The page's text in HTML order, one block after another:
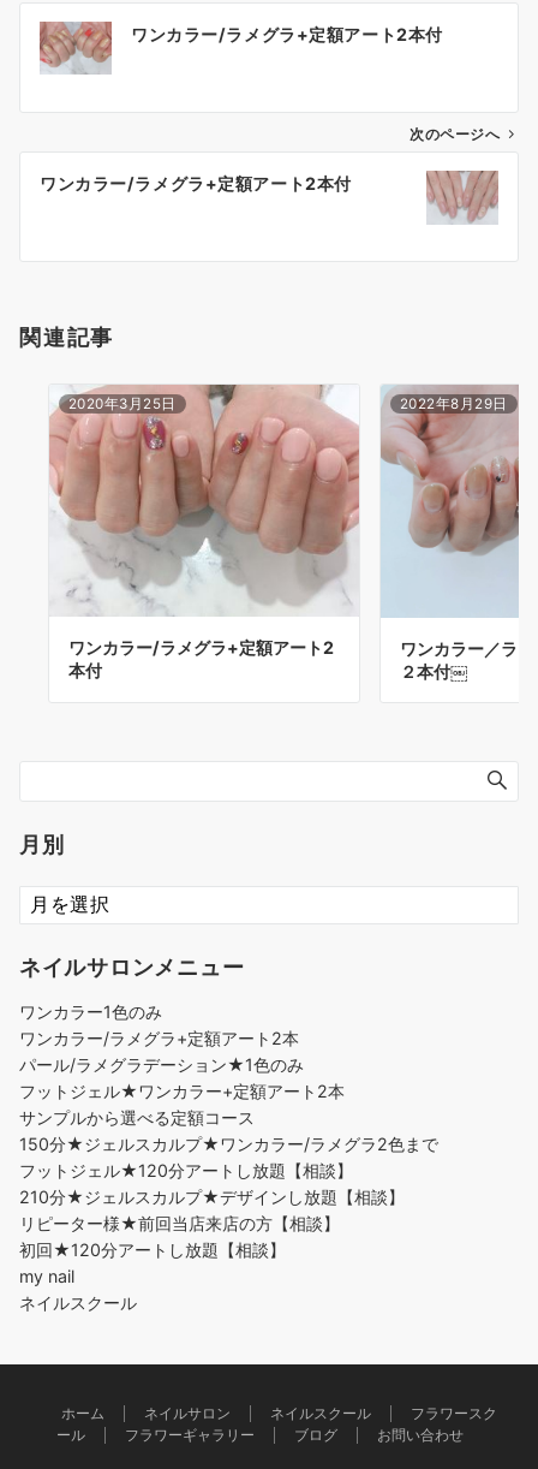
ワンカラー/ラメグラ+定額アート2本付
次のページへ
ワンカラー/ラメグラ+定額アート2本付
関連記事
2020年3月25日
ワンカラー/ラメグラ+定額アート2
本付
2022年8月29日
ワンカラー／ラ
２本付￼
月別
ネイルサロンメニュー
ワンカラー1色のみ
ワンカラー/ラメグラ+定額アート2本
パール/ラメグラデーション★1色のみ
フットジェル★ワンカラー+定額アート2本
サンプルから選べる定額コース
150分★ジェルスカルプ★ワンカラー/ラメグラ2色まで
フットジェル★120分アートし放題【相談】
210分★ジェルスカルプ★デザインし放題【相談】
リピーター様★前回当店来店の方【相談】
初回★120分アートし放題【相談】
my nail
ネイルスクール
ホーム ネイルサロン ネイルスクール
フラワースク
ール
フラワーギャラリー ブログ お問い合わせ